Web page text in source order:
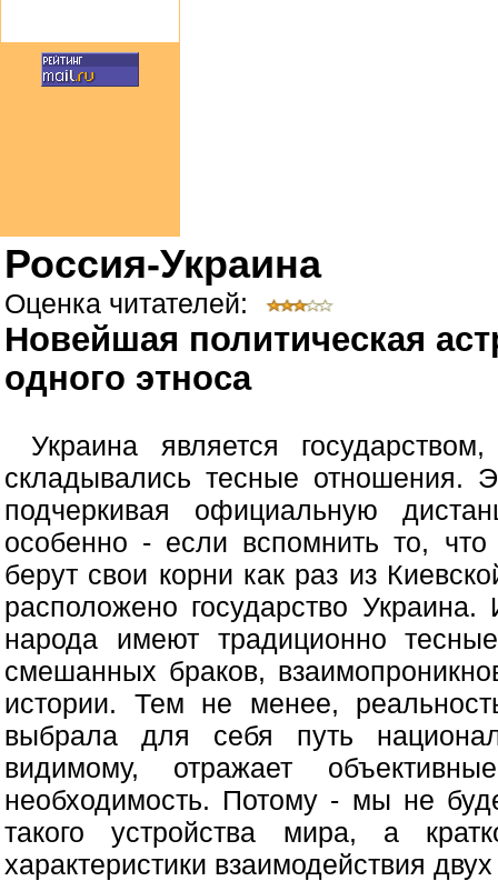
Россия-Украина
Оценка читателей:
Новейшая политическая
одного этноса
Украина является
складывались тесные отношения.
подчеркивая официальную
особенно - если вспомнить то,
берут свои корни как раз из
расположено государство
народа имеют традиционно
смешанных браков,
истории. Тем не менее,
выбрала для себя путь
видимому, отражает
необходимость. Потому - мы не
такого устройства мира, а
характеристики взаимодействия